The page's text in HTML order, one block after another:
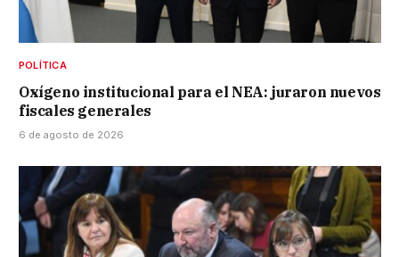
POLÍTICA
Oxígeno institucional para el NEA: juraron nuevos
fiscales generales
6 de agosto de 2026